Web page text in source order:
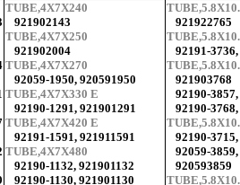
TUBE,4X7X240
921902143
TUBE,4X7X250
921902004
TUBE,4X7X270
92059-1950, 920591950
TUBE,4X7X330 E
92190-1291, 921901291
TUBE,4X7X420 E
92191-1591, 921911591
TUBE,4X7X480
92190-1132, 921901132
92190-1130, 921901130
921922765
92191-
921903768
92190-
92190-
92190-
92059-
920593859